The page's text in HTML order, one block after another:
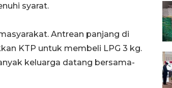
syarat.
Antrean panjang di
KTP untuk membeli LPG 3 kg.
keluarga datang bersama-